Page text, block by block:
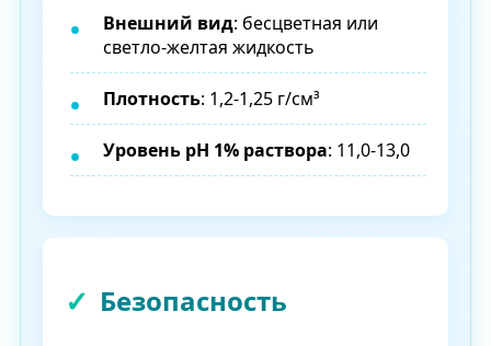
Внешний вид: бесцветная или
светло-желтая жидкость
Плотность: 1,2-1,25 г/см³
Уровень pH 1% раствора: 11,0-13,0
Безопасность